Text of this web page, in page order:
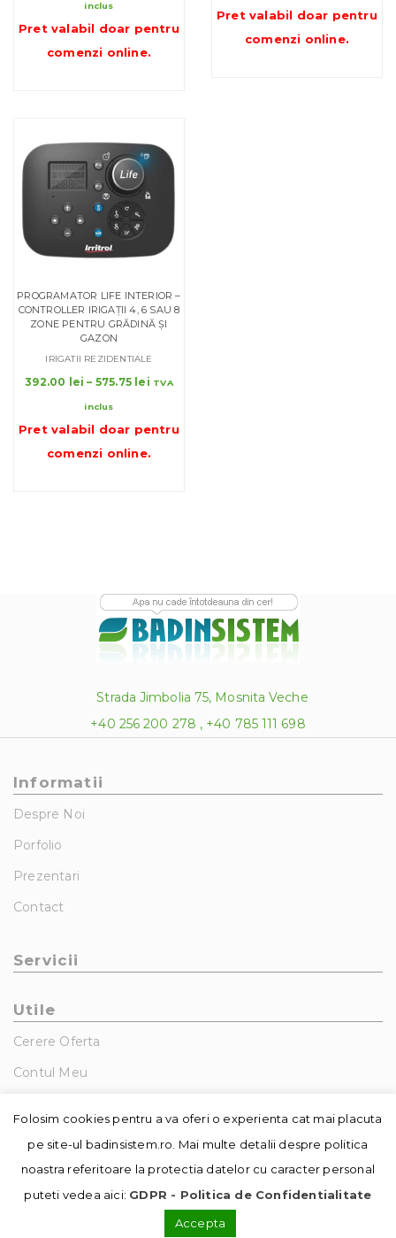
1,170.00 lei
inclus
Pret valabil doar pentru
comenzi online.
Pret valabil doar pentru
comenzi online.
PROGRAMATOR LIFE INTERIOR –
CONTROLLER IRIGAȚII 4, 6 SAU 8
ZONE PENTRU GRĂDINĂ ȘI
GAZON
IRIGATII REZIDENTIALE
392.00 lei – 575.75 leiInterval
392.00 lei
până
TVA
inclus
Pret valabil doar pentru
comenzi online.
Strada Jimbolia 75, Mosnita Veche
+40 256 200 278 , +40 785 111 698
Informatii
Despre Noi
Porfolio
Prezentari
Contact
Servicii
Utile
Cerere Oferta
Contul Meu
© Copyright - Badin Sistem | realizat de
Folosim cookies pentru a va oferi o experienta cat mai placuta
pe site-ul badinsistem.ro. Mai multe detalii despre politica
noastra referitoare la protectia datelor cu caracter personal
puteti vedea aici: GDPR - Politica de Confidentialitate
Accepta